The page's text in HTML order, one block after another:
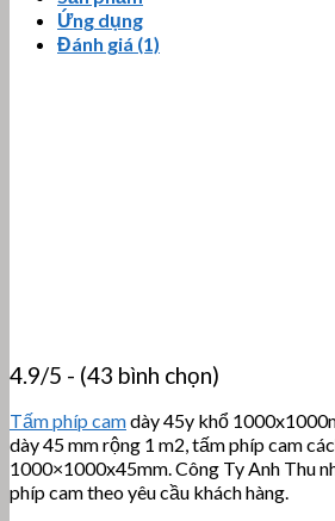
Ứng dụng
Đánh giá (1)
4.9/5 - (43 bình chọn)
Tấm phíp camdày 45y khổ
dày 45 mm rộng 1 m2, tấm phíp cam
1000×1000x45mm. Công Ty Anh Thu
phíp cam theo yêu cầu khách hàng.